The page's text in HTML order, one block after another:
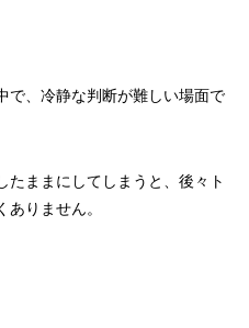
で、冷静な判断が難しい場面で
たままにしてしまうと、後々ト
りません。